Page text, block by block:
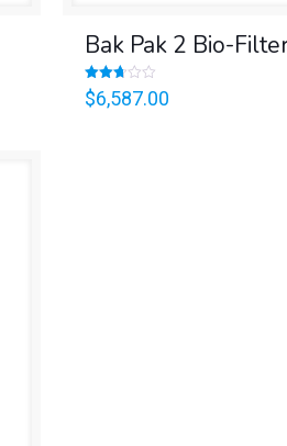
Bak Pak 2 Bio-
Valorado
en
$6,587.00